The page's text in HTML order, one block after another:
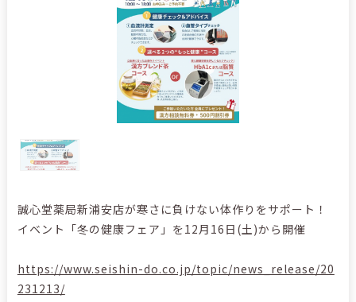
誠心堂薬局新浦安店が寒さに負けない体作りをサポート！
イベント「冬の健康フェア」を12月16日(土)から開催
https://www.seishin-do.co.jp/topic/news_release/20
231213/